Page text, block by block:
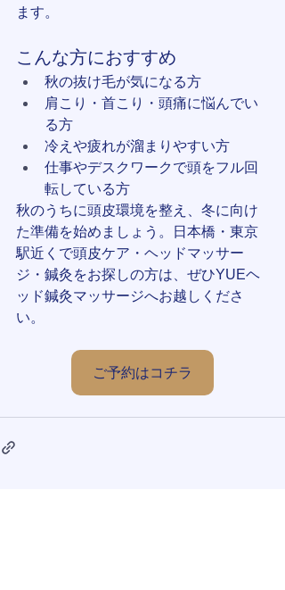
ます。
こんな方におすすめ
秋の抜け毛が気になる方
肩こり・首こり・頭痛に悩んでい
る方
冷えや疲れが溜まりやすい方
仕事やデスクワークで頭をフル回
転している方
秋のうちに頭皮環境を整え、冬に向け
た準備を始めましょう。日本橋・東京
駅近くで頭皮ケア・ヘッドマッサー
ジ・鍼灸をお探しの方は、ぜひYUEヘ
ッド鍼灸マッサージへお越しくださ
い。
ご予約はコチラ